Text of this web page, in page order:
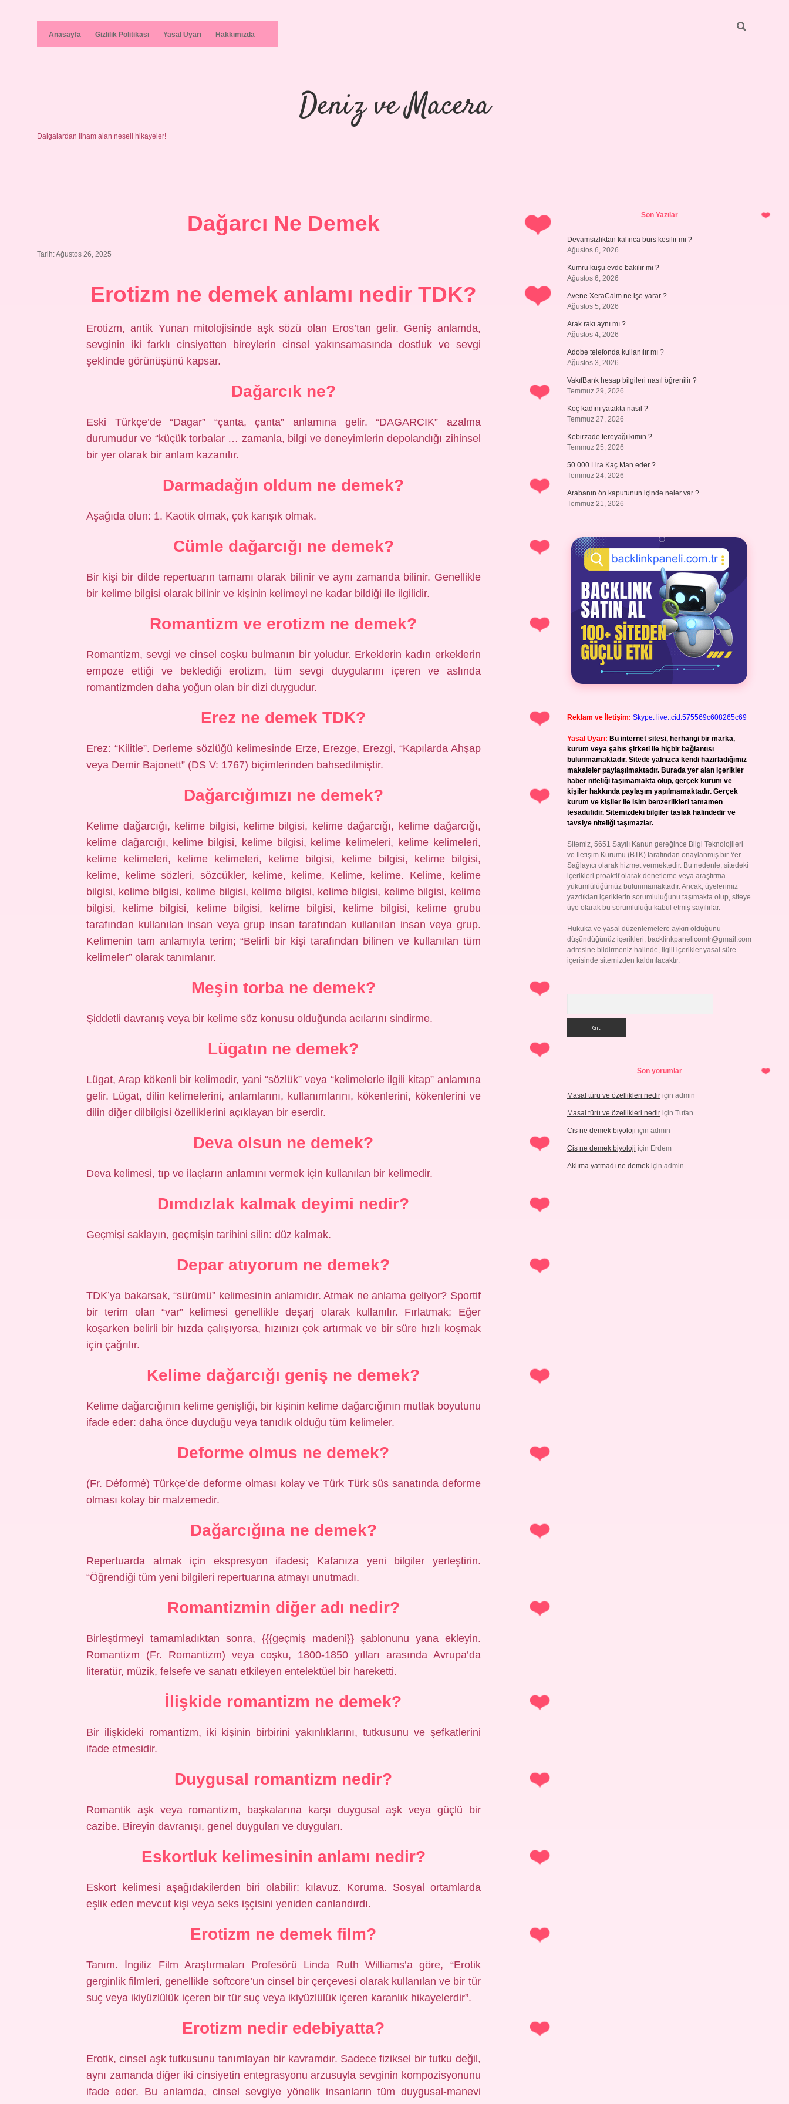
Anasayfa Gizlilik Politikası Yasal Uyarı Hakkımızda
Deniz ve Macera
Dalgalardan ilham alan neşeli hikayeler!
Dağarcı Ne Demek
Tarih: Ağustos 26, 2025
Erotizm ne demek anlamı nedir TDK?
Erotizm, antik Yunan mitolojisinde aşk sözü olan Eros’tan gelir. Geniş anlamda,
sevginin iki farklı cinsiyetten bireylerin cinsel yakınsamasında dostluk ve sevgi
şeklinde görünüşünü kapsar.
Dağarcık ne?
Eski Türkçe’de “Dagar” “çanta, çanta” anlamına gelir. “DAGARCIK” azalma
durumudur ve “küçük torbalar … zamanla, bilgi ve deneyimlerin depolandığı zihinsel
bir yer olarak bir anlam kazanılır.
Darmadağın oldum ne demek?
Aşağıda olun: 1. Kaotik olmak, çok karışık olmak.
Cümle dağarcığı ne demek?
Bir kişi bir dilde repertuarın tamamı olarak bilinir ve aynı zamanda bilinir. Genellikle
bir kelime bilgisi olarak bilinir ve kişinin kelimeyi ne kadar bildiği ile ilgilidir.
Romantizm ve erotizm ne demek?
Romantizm, sevgi ve cinsel coşku bulmanın bir yoludur. Erkeklerin kadın erkeklerin
empoze ettiği ve beklediği erotizm, tüm sevgi duygularını içeren ve aslında
romantizmden daha yoğun olan bir dizi duygudur.
Erez ne demek TDK?
Erez: “Kilitle”. Derleme sözlüğü kelimesinde Erze, Erezge, Erezgi, “Kapılarda Ahşap
veya Demir Bajonett” (DS V: 1767) biçimlerinden bahsedilmiştir.
Dağarcığımızı ne demek?
Kelime dağarcığı, kelime bilgisi, kelime bilgisi, kelime dağarcığı, kelime dağarcığı,
kelime dağarcığı, kelime bilgisi, kelime bilgisi, kelime kelimeleri, kelime kelimeleri,
kelime kelimeleri, kelime kelimeleri, kelime bilgisi, kelime bilgisi, kelime bilgisi,
kelime, kelime sözleri, sözcükler, kelime, kelime, Kelime, kelime. Kelime, kelime
bilgisi, kelime bilgisi, kelime bilgisi, kelime bilgisi, kelime bilgisi, kelime bilgisi, kelime
bilgisi, kelime bilgisi, kelime bilgisi, kelime bilgisi, kelime bilgisi, kelime grubu
tarafından kullanılan insan veya grup insan tarafından kullanılan insan veya grup.
Kelimenin tam anlamıyla terim; “Belirli bir kişi tarafından bilinen ve kullanılan tüm
kelimeler” olarak tanımlanır.
Meşin torba ne demek?
Şiddetli davranış veya bir kelime söz konusu olduğunda acılarını sindirme.
Lügatın ne demek?
Lügat, Arap kökenli bir kelimedir, yani “sözlük” veya “kelimelerle ilgili kitap” anlamına
gelir. Lügat, dilin kelimelerini, anlamlarını, kullanımlarını, kökenlerini, kökenlerini ve
dilin diğer dilbilgisi özelliklerini açıklayan bir eserdir.
Deva olsun ne demek?
Deva kelimesi, tıp ve ilaçların anlamını vermek için kullanılan bir kelimedir.
Dımdızlak kalmak deyimi nedir?
Geçmişi saklayın, geçmişin tarihini silin: düz kalmak.
Depar atıyorum ne demek?
TDK’ya bakarsak, “sürümü” kelimesinin anlamıdır. Atmak ne anlama geliyor? Sportif
bir terim olan “var” kelimesi genellikle deşarj olarak kullanılır. Fırlatmak; Eğer
koşarken belirli bir hızda çalışıyorsa, hızınızı çok artırmak ve bir süre hızlı koşmak
için çağrılır.
Kelime dağarcığı geniş ne demek?
Kelime dağarcığının kelime genişliği, bir kişinin kelime dağarcığının mutlak boyutunu
ifade eder: daha önce duyduğu veya tanıdık olduğu tüm kelimeler.
Deforme olmus ne demek?
(Fr. Déformé) Türkçe’de deforme olması kolay ve Türk Türk süs sanatında deforme
olması kolay bir malzemedir.
Dağarcığına ne demek?
Repertuarda atmak için ekspresyon ifadesi; Kafanıza yeni bilgiler yerleştirin.
“Öğrendiği tüm yeni bilgileri repertuarına atmayı unutmadı.
Romantizmin diğer adı nedir?
Birleştirmeyi tamamladıktan sonra, {{{geçmiş madeni}} şablonunu yana ekleyin.
Romantizm (Fr. Romantizm) veya coşku, 1800-1850 yılları arasında Avrupa’da
literatür, müzik, felsefe ve sanatı etkileyen entelektüel bir hareketti.
İlişkide romantizm ne demek?
Bir ilişkideki romantizm, iki kişinin birbirini yakınlıklarını, tutkusunu ve şefkatlerini
ifade etmesidir.
Duygusal romantizm nedir?
Romantik aşk veya romantizm, başkalarına karşı duygusal aşk veya güçlü bir
cazibe. Bireyin davranışı, genel duyguları ve duyguları.
Eskortluk kelimesinin anlamı nedir?
Eskort kelimesi aşağıdakilerden biri olabilir: kılavuz. Koruma. Sosyal ortamlarda
eşlik eden mevcut kişi veya seks işçisini yeniden canlandırdı.
Erotizm ne demek film?
Tanım. İngiliz Film Araştırmaları Profesörü Linda Ruth Williams’a göre, “Erotik
gerginlik filmleri, genellikle softcore’un cinsel bir çerçevesi olarak kullanılan ve bir tür
suç veya ikiyüzlülük içeren bir tür suç veya ikiyüzlülük içeren karanlık hikayelerdir”.
Erotizm nedir edebiyatta?
Erotik, cinsel aşk tutkusunu tanımlayan bir kavramdır. Sadece fiziksel bir tutku değil,
aynı zamanda diğer iki cinsiyetin entegrasyonu arzusuyla sevginin kompozisyonunu
ifade eder. Bu anlamda, cinsel sevgiye yönelik insanların tüm duygusal-manevi
SidebarSon Yazılar
Devamsızlıktan kalınca burs kesilir mi ?
Ağustos 6, 2026
Kumru kuşu evde bakılır mı ?
Ağustos 6, 2026
Avene XeraCalm ne işe yarar ?
Ağustos 5, 2026
Arak rakı aynı mı ?
Ağustos 4, 2026
Adobe telefonda kullanılır mı ?
Ağustos 3, 2026
VakıfBank hesap bilgileri nasıl öğrenilir ?
Temmuz 29, 2026
Koç kadını yatakta nasıl ?
Temmuz 27, 2026
Kebirzade tereyağı kimin ?
Temmuz 25, 2026
50.000 Lira Kaç Man eder ?
Temmuz 24, 2026
Arabanın ön kaputunun içinde neler var ?
Temmuz 21, 2026
Reklam ve İletişim: Skype: live:.cid.575569c608265c69
Yasal Uyarı: Bu internet sitesi, herhangi bir marka,
kurum veya şahıs şirketi ile hiçbir bağlantısı
bulunmamaktadır. Sitede yalnızca kendi hazırladığımız
makaleler paylaşılmaktadır. Burada yer alan içerikler
haber niteliği taşımamakta olup, gerçek kurum ve
kişiler hakkında paylaşım yapılmamaktadır. Gerçek
kurum ve kişiler ile isim benzerlikleri tamamen
tesadüfidir. Sitemizdeki bilgiler taslak halindedir ve
tavsiye niteliği taşımazlar.
Sitemiz, 5651 Sayılı Kanun gereğince Bilgi Teknolojileri
ve İletişim Kurumu (BTK) tarafından onaylanmış bir Yer
Sağlayıcı olarak hizmet vermektedir. Bu nedenle, sitedeki
içerikleri proaktif olarak denetleme veya araştırma
yükümlülüğümüz bulunmamaktadır. Ancak, üyelerimiz
yazdıkları içeriklerin sorumluluğunu taşımakta olup, siteye
üye olarak bu sorumluluğu kabul etmiş sayılırlar.
Hukuka ve yasal düzenlemelere aykırı olduğunu
düşündüğünüz içerikleri, backlinkpanelicomtr@gmail.com
adresine bildirmeniz halinde, ilgili içerikler yasal süre
içerisinde sitemizden kaldırılacaktır.
Son yorumlar
Masal türü ve özellikleri nediriçin admin
Masal türü ve özellikleri nediriçin Tufan
Cis ne demek biyoloji için admin
Cis ne demek biyoloji için Erdem
Aklıma yatmadı ne demekiçin admin